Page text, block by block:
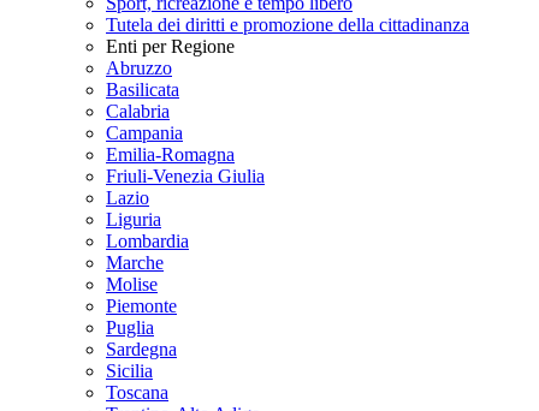
Tutela dei diritti e promozione della cittadinanza
Enti per Regione
Abruzzo
Basilicata
Calabria
Campania
Emilia-Romagna
Friuli-Venezia Giulia
Lazio
Liguria
Lombardia
Marche
Molise
Piemonte
Puglia
Sardegna
Sicilia
Toscana